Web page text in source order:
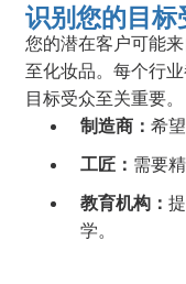
识别您的目标
您的潜在客户可能
至化妆品。每个行
目标受众至关重要。
制造商：希
工匠： 需要
教育机构：
学。